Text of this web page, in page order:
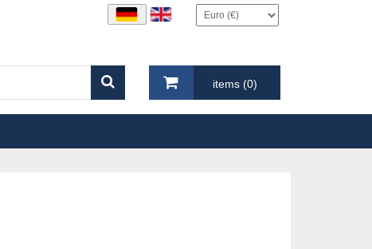
items (0)